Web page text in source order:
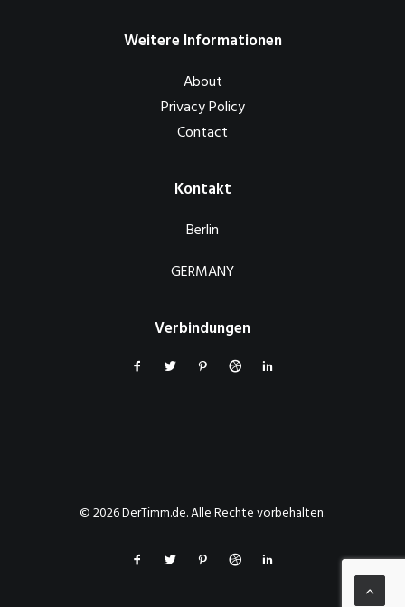
Weitere Informationen
About
Privacy Policy
Contact
Kontakt
Berlin
GERMANY
Verbindungen
© 2026 DerTimm.de. Alle Rechte vorbehalten.